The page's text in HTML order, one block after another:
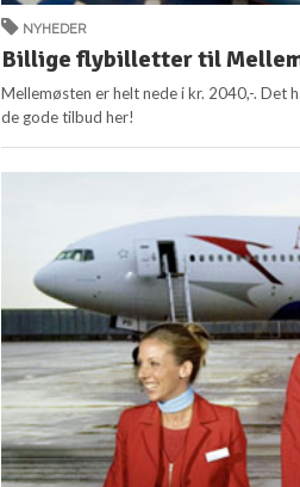
NYHEDER
Billige flybilletter til
Mellemøsten er helt nede i kr. 2040,-. Det
de gode tilbud her!